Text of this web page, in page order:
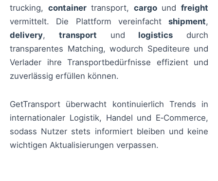
trucking, containertransport, cargoundfreight
vermittelt. Die Plattform vereinfacht shipment,
delivery, transport und logistics durch
transparentes Matching, wodurch Spediteure und
Verlader ihre Transportbedürfnisse effizient und
zuverlässig erfüllen können.
GetTransport überwacht kontinuierlich Trends in
internationaler Logistik, Handel und E‑Commerce,
sodass Nutzer stets informiert bleiben und keine
wichtigen Aktualisierungen verpassen.